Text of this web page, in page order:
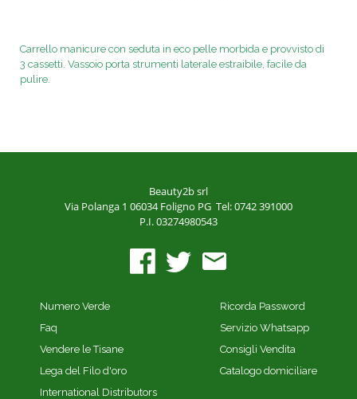
Carrello manicure con seduta in eco pelle morbida e provvisto di
3 cassetti. Vassoio porta strumenti laterale estraibile, facile da
pulire.
Beauty2b srl
Via Polanga 1 06034 Foligno PG Tel: 0742 391000
P.I. 03274980543
Numero Verde
Faq
Vendere le Tisane
Lega del Filo d'oro
International Distributors
Ricorda Password
Servizio Whatsapp
Consigli Vendita
Catalogo domiciliare